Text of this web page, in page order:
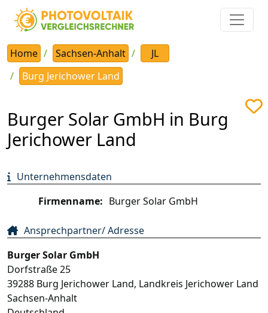
Home Sachsen-Anhalt
JL
Burg Jerichower Land
Burger Solar GmbH in Burg
Jerichower Land
Unternehmensdaten
Firmenname: Burger Solar GmbH
Ansprechpartner/ Adresse
Burger Solar GmbH
Dorfstraße 25
39288 Burg Jerichower Land, Landkreis Jerichower Land
Sachsen-Anhalt